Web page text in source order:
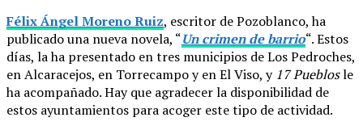
Félix Ángel Moreno Ruiz, escritor de Pozoblanco, ha
publicado una nueva novela, “Un crimen de barrio“. Estos
días, la ha presentado en tres municipios de Los Pedroches,
en Alcaracejos, en Torrecampo y en El Viso, y 17 Pueblosle
ha acompañado. Hay que agradecer la disponibilidad de
estos ayuntamientos para acoger este tipo de actividad.